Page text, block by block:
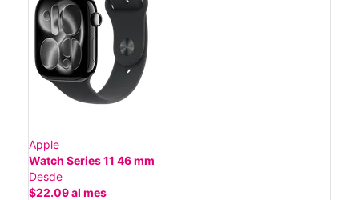
Apple
Watch Series 11 46 mm
Desde
$22.09 al mes